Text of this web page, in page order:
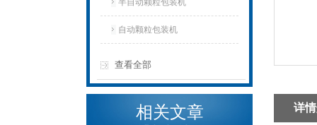
半自动颗粒包装机
自动颗粒包装机
查看全部
相关文章 详